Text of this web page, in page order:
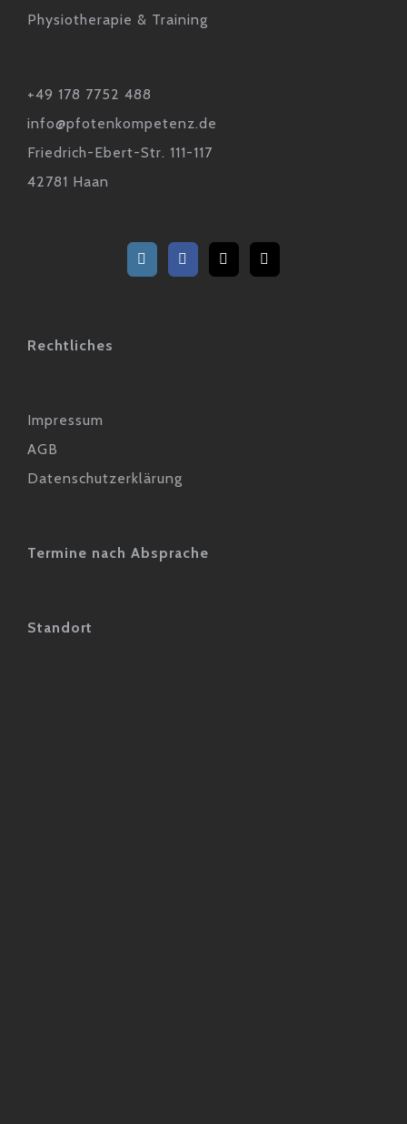
Physiotherapie & Training
+49 178 7752 488
info@pfotenkompetenz.de
Friedrich-Ebert-Str. 111-117
42781 Haan
Rechtliches
Impressum
AGB
Datenschutzerklärung
Termine nach Absprache
Standort